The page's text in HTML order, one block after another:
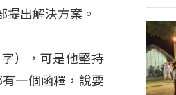
出解決方案。
），可是他堅持
一個函釋，說要